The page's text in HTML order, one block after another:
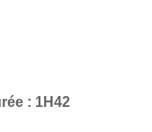
: 1H42